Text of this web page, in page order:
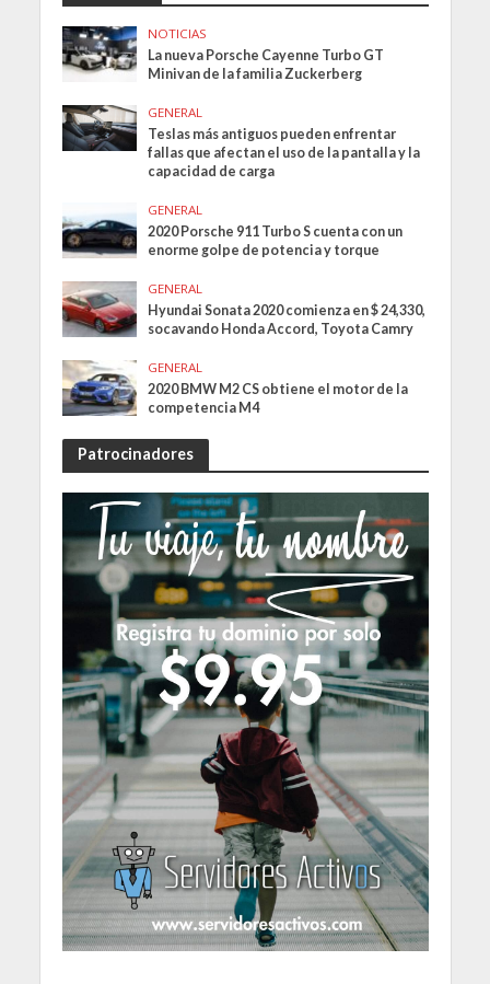
NOTICIAS
La nueva Porsche Cayenne Turbo GT
Minivan de la familia Zuckerberg
GENERAL
Teslas más antiguos pueden enfrentar
fallas que afectan el uso de la pantalla y la
capacidad de carga
GENERAL
2020 Porsche 911 Turbo S cuenta con un
enorme golpe de potencia y torque
GENERAL
Hyundai Sonata 2020 comienza en $ 24,330,
socavando Honda Accord, Toyota Camry
GENERAL
2020 BMW M2 CS obtiene el motor de la
competencia M4
Patrocinadores